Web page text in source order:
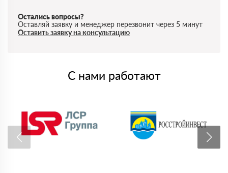
Остались вопросы?
Оставляй заявку и менеджер перезвонит через 5 минут
Оставить заявку на консультацию
С нами работают